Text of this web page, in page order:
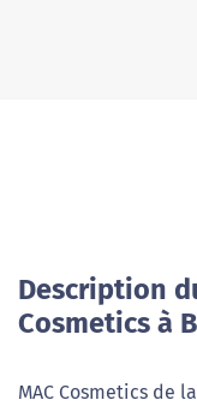
Description
Cosmetics à
MAC Cosmetics de